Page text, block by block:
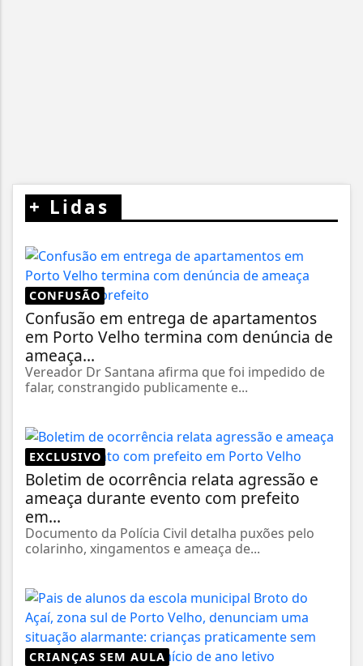
+ Lidas
CONFUSÃO
Confusão em entrega de apartamentos
em Porto Velho termina com denúncia de
ameaça...
Vereador Dr Santana afirma que foi impedido de
falar, constrangido publicamente e...
EXCLUSIVO
Boletim de ocorrência relata agressão e
ameaça durante evento com prefeito
em...
Documento da Polícia Civil detalha puxões pelo
colarinho, xingamentos e ameaça de...
CRIANÇAS SEM AULA